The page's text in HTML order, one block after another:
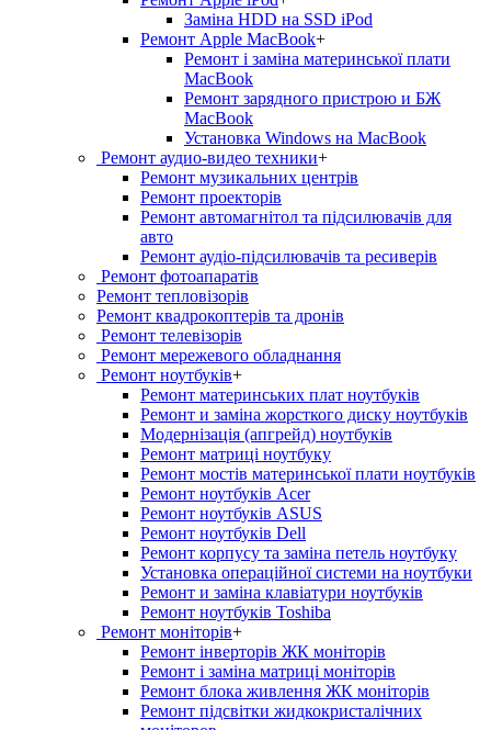
Заміна HDD на SSD iPod
Ремонт Apple MacBook+
Ремонт і заміна материнської плати
MacBook
Ремонт зарядного пристрою и БЖ
MacBook
Установка Windows на MacBook
Ремонт аудио-видео техники+
Ремонт музикальних центрів
Ремонт проекторів
Ремонт автомагнітол та підсилювачів для
авто
Ремонт аудіо-підсилювачів та ресиверів
Ремонт фотоапаратів
Ремонт тепловізорів
Ремонт квадрокоптерів та дронів
Ремонт телевізорів
Ремонт мережевого обладнання
Ремонт ноутбуків+
Ремонт материнських плат ноутбуків
Ремонт и заміна жорсткого диску ноутбуків
Модернізація (апгрейд) ноутбуків
Ремонт матриці ноутбуку
Ремонт мостів материнської плати ноутбуків
Ремонт ноутбуків Acer
Ремонт ноутбуків ASUS
Ремонт ноутбуків Dell
Ремонт корпусу та заміна петель ноутбуку
Установка операційної системи на ноутбуки
Ремонт и заміна клавіатури ноутбуків
Ремонт ноутбуків Toshiba
Ремонт моніторів+
Ремонт інверторів ЖК моніторів
Ремонт і заміна матриці моніторів
Ремонт блока живлення ЖК моніторів
Ремонт підсвітки жидкокристалічних